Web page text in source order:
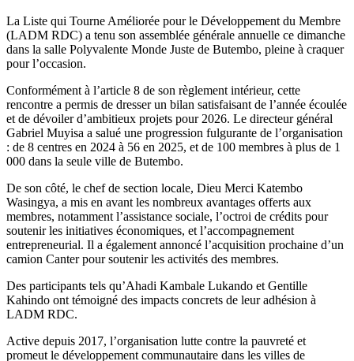
time
La Liste qui Tourne Améliorée pour le Développement du Membre
(LADM RDC) a tenu son assemblée générale annuelle ce dimanche
dans la salle Polyvalente Monde Juste de Butembo, pleine à craquer
pour l’occasion.
Conformément à l’article 8 de son règlement intérieur, cette
rencontre a permis de dresser un bilan satisfaisant de l’année écoulée
et de dévoiler d’ambitieux projets pour 2026. Le directeur général
Gabriel Muyisa a salué une progression fulgurante de l’organisation
: de 8 centres en 2024 à 56 en 2025, et de 100 membres à plus de 1
000 dans la seule ville de Butembo.
De son côté, le chef de section locale, Dieu Merci Katembo
Wasingya, a mis en avant les nombreux avantages offerts aux
membres, notamment l’assistance sociale, l’octroi de crédits pour
soutenir les initiatives économiques, et l’accompagnement
entrepreneurial. Il a également annoncé l’acquisition prochaine d’un
camion Canter pour soutenir les activités des membres.
Des participants tels qu’Ahadi Kambale Lukando et Gentille
Kahindo ont témoigné des impacts concrets de leur adhésion à
LADM RDC.
Active depuis 2017, l’organisation lutte contre la pauvreté et
promeut le développement communautaire dans les villes de